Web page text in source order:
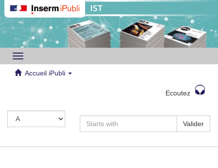
Toggle
navigation
Accueil iPubli
Ecoutez
Valider